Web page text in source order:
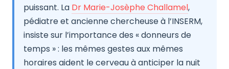
puissant. La Dr Marie-Josèphe Challamel,
pédiatre et ancienne chercheuse à l’INSERM,
insiste sur l’importance des « donneurs de
temps » : les mêmes gestes aux mêmes
horaires aident le cerveau à anticiper la nuit